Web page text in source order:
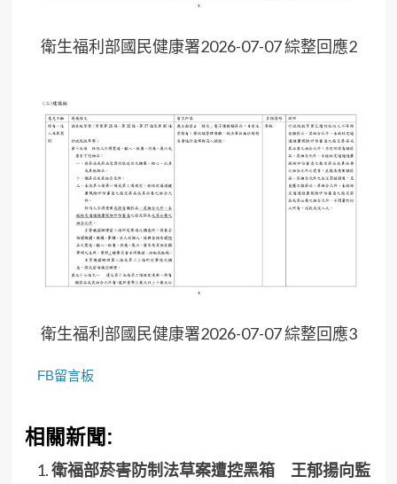
衛生福利部國民健康署2026-07-07 綜整回應2
衛生福利部國民健康署2026-07-07 綜整回應3
FB留言板
相關新聞:
衛福部菸害防制法草案遭控黑箱 王郁揚向監